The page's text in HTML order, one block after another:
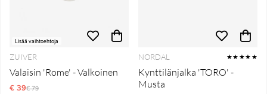
Lisää vaihtoehtoja
ZUIVER
Valaisin 'Rome' - Valkoinen
€ 39Normaali hinta
€ 79
NORDAL ★★★★★
Kynttilänjalka 'TORO' -
Musta